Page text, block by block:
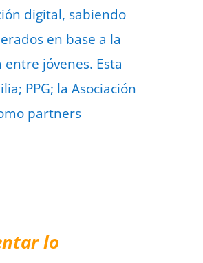
digital, sabiendo
en base a la
jóvenes. Esta
PPG; la Asociación
partners
lo